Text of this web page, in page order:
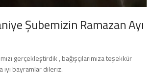
Şubemizin Ramazan Ayı
gerçekleştirdik , bağışçılarımıza teşekkür
iyi bayramlar dileriz.